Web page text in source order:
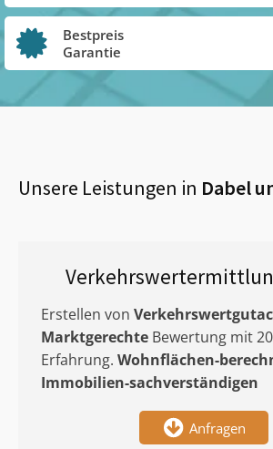
Bestpreis
Garantie
Unsere Leistungen in Dabel
Erstellen von
Marktgerechte Bewertung mit
Erfahrung. Wohnflächen-
Immobilien-sachverständigen
Anfragen